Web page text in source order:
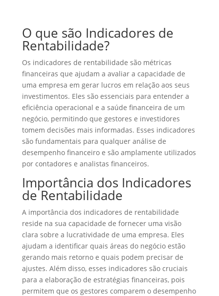
O que são Indicadores de
Rentabilidade?
Os indicadores de rentabilidade são métricas
financeiras que ajudam a avaliar a capacidade de
uma empresa em gerar lucros em relação aos seus
investimentos. Eles são essenciais para entender a
eficiência operacional e a saúde financeira de um
negócio, permitindo que gestores e investidores
tomem decisões mais informadas. Esses indicadores
são fundamentais para qualquer análise de
desempenho financeiro e são amplamente utilizados
por contadores e analistas financeiros.
Importância dos Indicadores
de Rentabilidade
A importância dos indicadores de rentabilidade
reside na sua capacidade de fornecer uma visão
clara sobre a lucratividade de uma empresa. Eles
ajudam a identificar quais áreas do negócio estão
gerando mais retorno e quais podem precisar de
ajustes. Além disso, esses indicadores são cruciais
para a elaboração de estratégias financeiras, pois
permitem que os gestores comparem o desempenho